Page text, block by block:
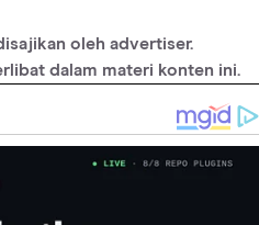
oleh advertiser.
dalam materi konten ini.